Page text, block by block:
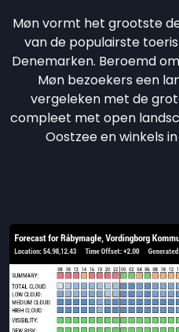
Møn vormt het grootste
van de populairste
Denemarken. Beroemd
Møn bezoekers een
vergeleken met de
compleet met open
Oostzee en winkels